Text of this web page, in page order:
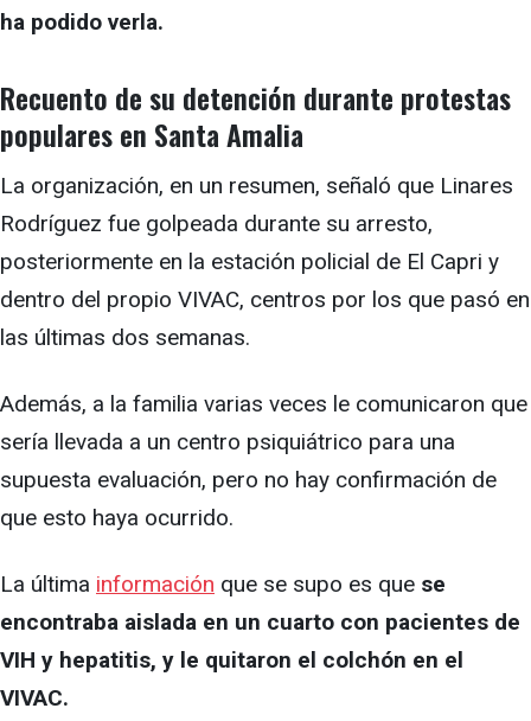
ha podido verla.
Recuento de su detención durante protestas
populares en Santa Amalia
La organización, en un resumen, señaló que Linares
Rodríguez fue golpeada durante su arresto,
posteriormente en la estación policial de El Capri y
dentro del propio VIVAC, centros por los que pasó en
las últimas dos semanas.
Además, a la familia varias veces le comunicaron que
sería llevada a un centro psiquiátrico para una
supuesta evaluación, pero no hay confirmación de
que esto haya ocurrido.
La última información que se supo es que se
encontraba aislada en un cuarto con pacientes de
VIH y hepatitis, y le quitaron el colchón en el
VIVAC.